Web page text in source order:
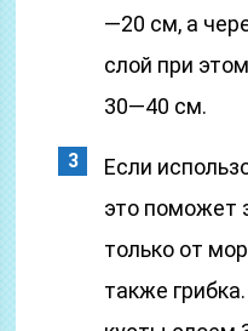
—20 см, а
слой при
30—40 см.
Если
это поможет
только от
также